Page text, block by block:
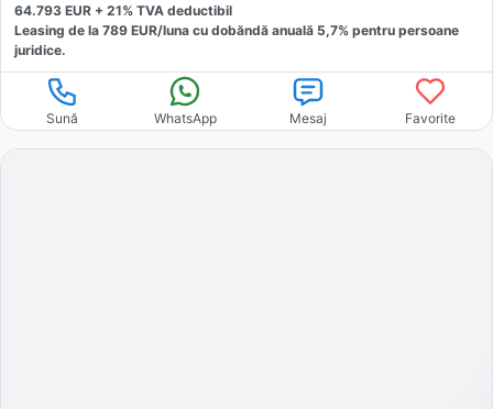
64.793 EUR + 21% TVA deductibil
Leasing de la 789 EUR/luna cu dobăndă anuală 5,7% pentru persoane
juridice.
Sună WhatsApp Mesaj Favorite